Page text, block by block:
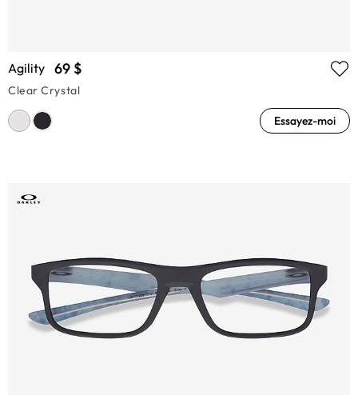
Agility 69 $
Clear Crystal
Essayez-moi